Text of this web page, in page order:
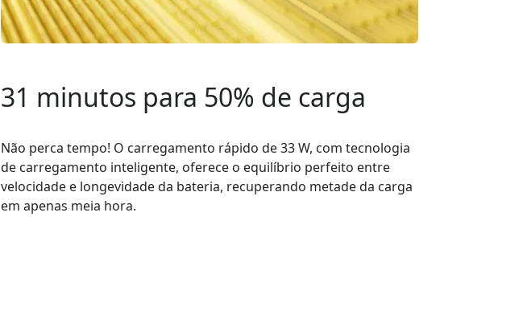
31 minutos para 50% de carga
Não perca tempo! O carregamento rápido de 33 W, com tecnologia
de carregamento inteligente, oferece o equilíbrio perfeito entre
velocidade e longevidade da bateria, recuperando metade da carga
em apenas meia hora.